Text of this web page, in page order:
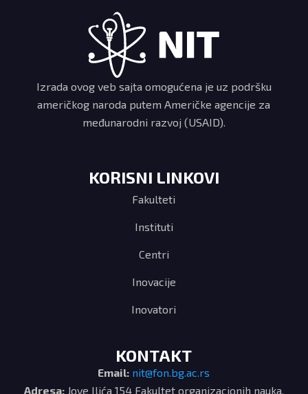
Izrada ovog veb sajta omogućena je uz podršku
američkog naroda putem Američke agencije za
međunarodni razvoj (USAID).
KORISNI LINKOVI
Fakulteti
Instituti
Centri
Inovacije
Inovatori
KONTAKT
Email: nit@fon.bg.ac.rs
Adresa:Jove Ilića 154 Fakultet organizacionih nauka,